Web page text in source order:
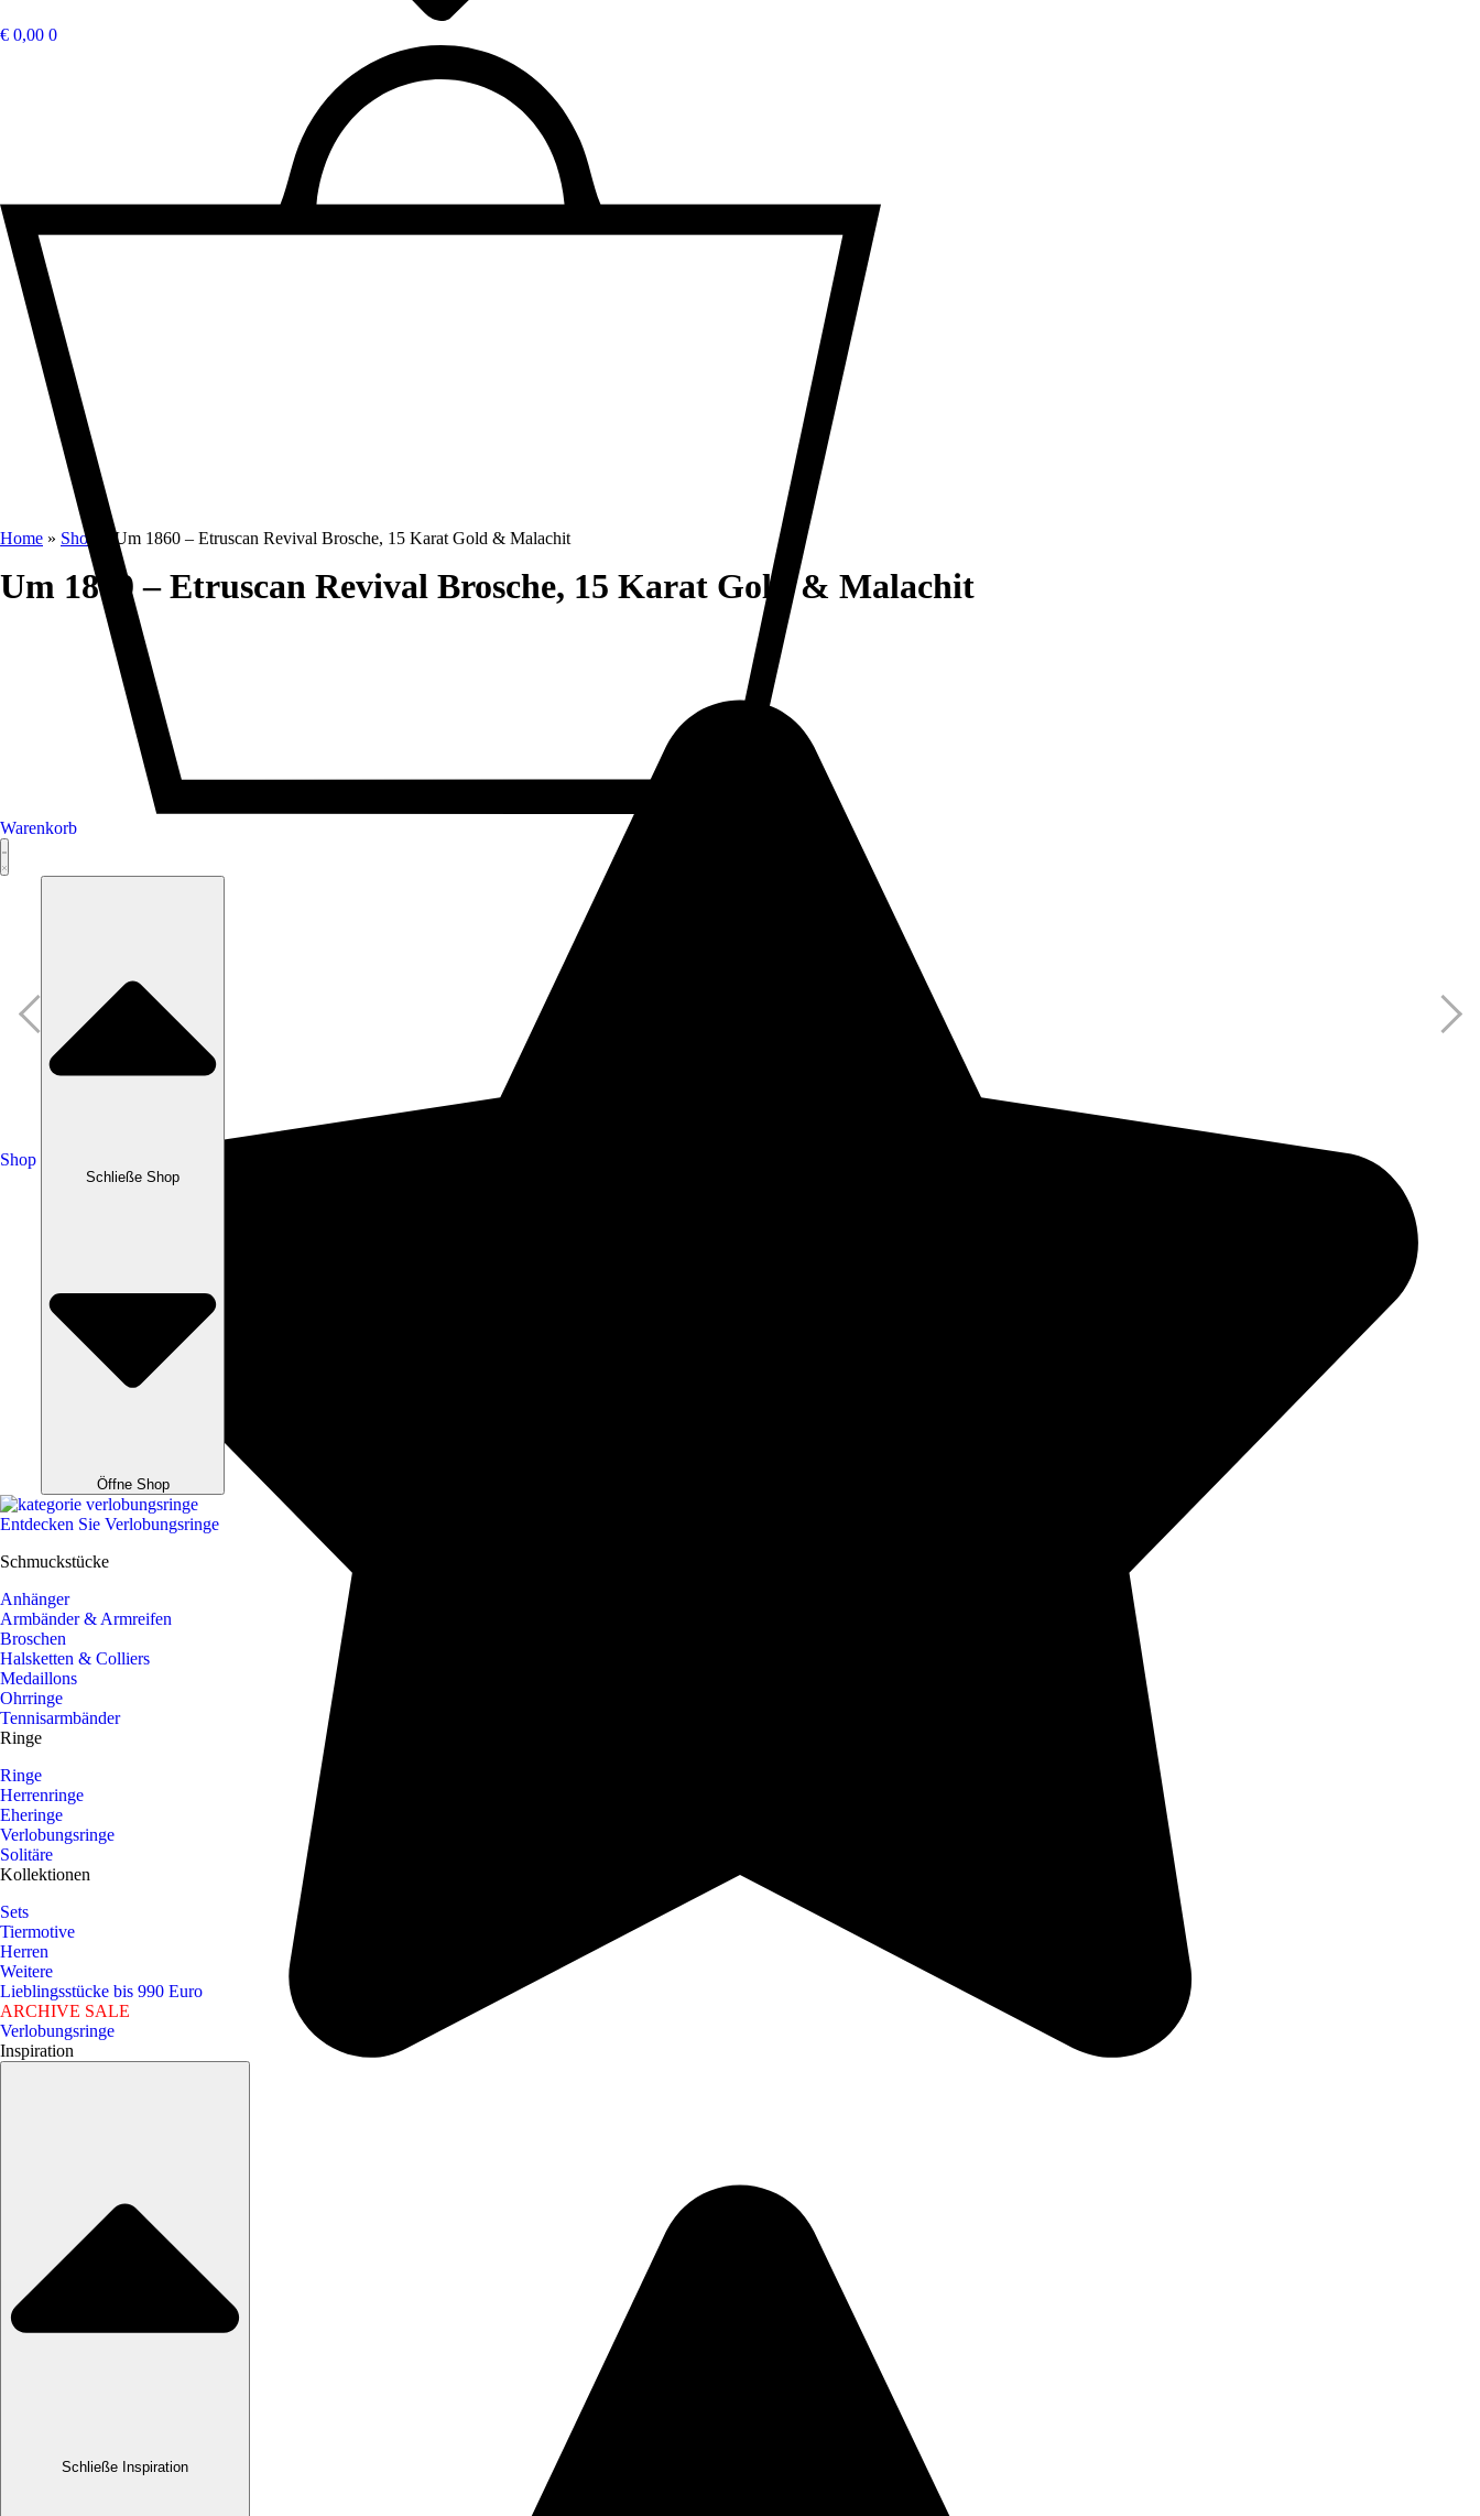
€ 0,00 0
Warenkorb
Shop
Schließe Shop
Öffne Shop
Entdecken Sie Verlobungsringe
Schmuckstücke
Anhänger
Armbänder & Armreifen
Broschen
Halsketten & Colliers
Medaillons
Ohrringe
Tennisarmbänder
Ringe
Ringe
Herrenringe
Eheringe
Verlobungsringe
Solitäre
Kollektionen
Sets
Tiermotive
Herren
Weitere
Lieblingsstücke bis 990 Euro
ARCHIVE SALE
Verlobungsringe
Inspiration
Schließe Inspiration
Home » Shop Um 1860 – Etruscan Revival Brosche, 15 Karat Gold & Malachit
Um 1860 – Etruscan Revival Brosche, 15 Karat Gold & Malachit